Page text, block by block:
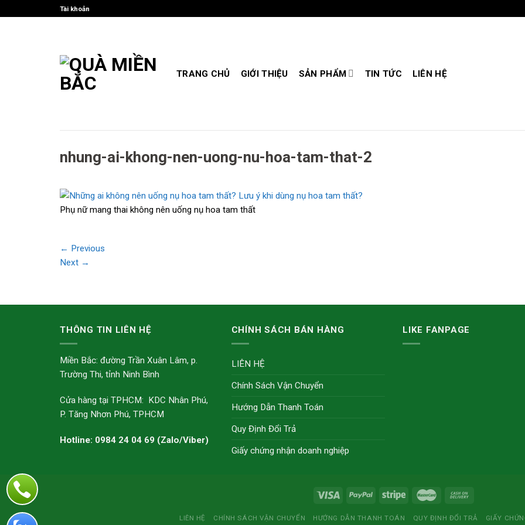
to
Tài khoản
TRANG CHỦ GIỚI THIỆU SẢN PHẨM TIN TỨC LIÊN HỆ
nhung-ai-khong-nen-uong-nu-hoa-tam-that-2
Phụ nữ mang thai không nên uống nụ hoa tam thất
← Previous
Next →
THÔNG TIN LIÊN HỆ
Miền Bắc: đường Trần Xuân Lâm, p.
Trường Thi, tỉnh Ninh Bình
Cửa hàng tại TPHCM: KDC Nhân Phú,
P. Tăng Nhơn Phú, TPHCM
Hotline: 0984 24 04 69 (Zalo/Viber)
CHÍNH SÁCH BÁN HÀNG
LIÊN HỆ
Chính Sách Vận Chuyển
Hướng Dẫn Thanh Toán
Quy Định Đổi Trả
Giấy chứng nhận doanh nghiệp
LIKE FANPAGE
LIÊN HỆ CHÍNH SÁCH VẬN CHUYỂN HƯỚNG DẪN THANH TOÁN QUY ĐỊNH ĐỔI TRẢ GIẤY